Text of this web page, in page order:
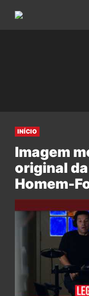
INÍCIO
Imagem
original
Homem-